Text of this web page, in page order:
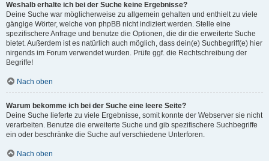
Weshalb erhalte ich bei der Suche keine Ergebnisse?
Deine Suche war möglicherweise zu allgemein gehalten und enthielt zu viele
gängige Wörter, welche von phpBB nicht indiziert werden. Stelle eine
spezifischere Anfrage und benutze die Optionen, die dir die erweiterte Suche
bietet. Außerdem ist es natürlich auch möglich, dass dein(e) Suchbegriff(e) hier
nirgends im Forum verwendet wurden. Prüfe ggf. die Rechtschreibung der
Begriffe!
Nach oben
Warum bekomme ich bei der Suche eine leere Seite?
Deine Suche lieferte zu viele Ergebnisse, somit konnte der Webserver sie nicht
verarbeiten. Benutze die erweiterte Suche und gib spezifischere Suchbegriffe
ein oder beschränke die Suche auf verschiedene Unterforen.
Nach oben